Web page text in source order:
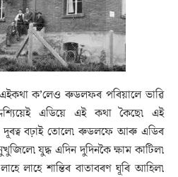
এইকথা ক’লেও ৰুডলফৰ পৰিয়ালে ভাৱি
এডিয়ে এই কথা কৈছে৷ এই
দূৰত্ব বঢ়াই তোলে৷ ৰুডলফে আৰু এডিৰ
যুদ্ধ এদিন দুদিনকৈ ক্ষাম কাটিল৷
লাহে শান্তিৰ বাতাবৰণ ঘূৰি আহিল৷